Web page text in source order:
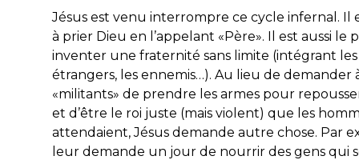
Jésus est venu interrompre ce cycle infernal. Il
à prier Dieu en l’appelant «Père». Il est aussi le
inventer une fraternité sans limite (intégrant les
étrangers, les ennemis…). Au lieu de demander
«militants» de prendre les armes pour
et d’être le roi juste (mais violent) que les
attendaient, Jésus demande autre chose. Par
leur demande un jour de nourrir des gens qui